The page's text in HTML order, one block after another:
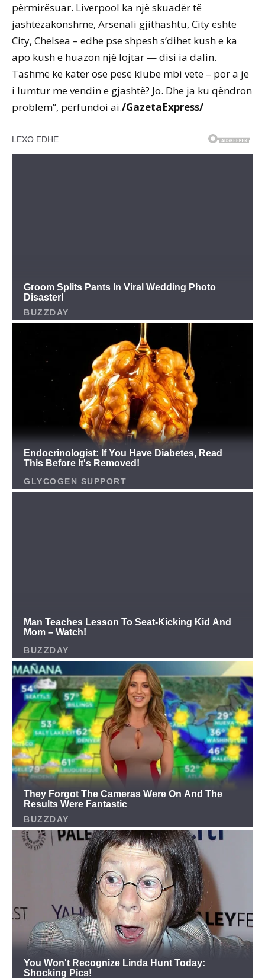
përmirësuar. Liverpool ka një skuadër të
jashtëzakonshme, Arsenali gjithashtu, City është
City, Chelsea – edhe pse shpesh s’dihet kush e ka
apo kush e huazon një lojtar — disi ia dalin.
Tashmë ke katër ose pesë klube mbi vete – por a je
i lumtur me vendin e gjashtë? Jo. Dhe ja ku qëndron
problem”, përfundoi ai./GazetaExpress/